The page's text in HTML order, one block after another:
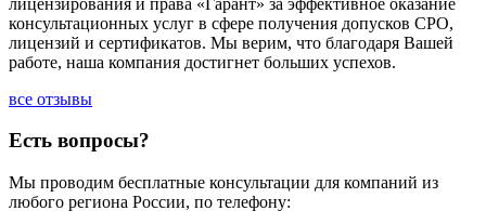
консультационных услуг в сфере получения допусков СРО,
лицензий и сертификатов. Мы верим, что благодаря Вашей
работе, наша компания достигнет больших успехов.
все отзывы
Есть вопросы?
Мы проводим бесплатные консультации для компаний из
любого региона России, по телефону: